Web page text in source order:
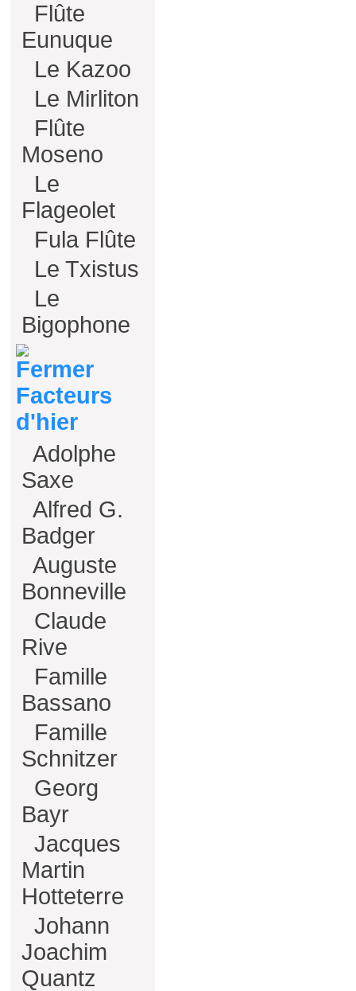
Flûte
Eunuque
Le Kazoo
Le Mirliton
Flûte
Moseno
Le
Flageolet
Fula Flûte
Le Txistus
Le
Bigophone
Facteurs
d'hier
Adolphe
Saxe
Alfred G.
Badger
Auguste
Bonneville
Claude
Rive
Famille
Bassano
Famille
Schnitzer
Georg
Bayr
Jacques
Martin
Hotteterre
Johann
Joachim
Quantz